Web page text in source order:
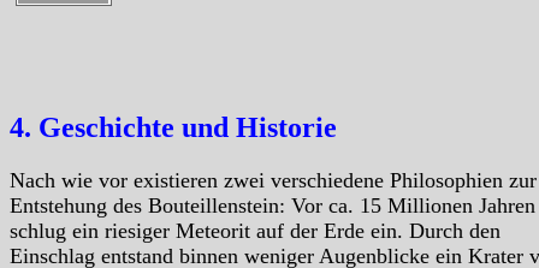
4. Geschichte und Historie
Nach wie vor existieren zwei verschiedene Philosophien zur
Entstehung des Bouteillenstein: Vor ca. 15 Millionen Jahren
schlug ein riesiger Meteorit auf der Erde ein. Durch den
Einschlag entstand binnen weniger Augenblicke ein Krater